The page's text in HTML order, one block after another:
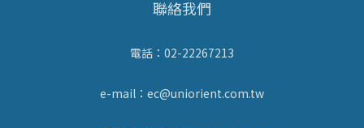
聯絡我們
電話：02-22267213
e-mail：ec@uniorient.com.tw